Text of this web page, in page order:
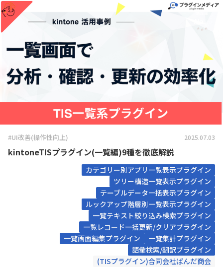
#UI改善(操作性向上) 2025.07.03
kintoneTISプラグイン(一覧編)9種を徹底解説
カテゴリー別アプリ一覧表示プラグイン
ツリー構造一覧表示プラグイン
テーブルデータ一括表示プラグイン
ルックアップ階層別一覧表示プラグイン
一覧テキスト絞り込み検索プラグイン
一覧レコード一括更新/クリアプラグイン
一覧画面編集プラグイン
一覧集計プラグイン
語彙検索/翻訳プラグイン
(TISプラグイン)合同会社ぱんだ商会